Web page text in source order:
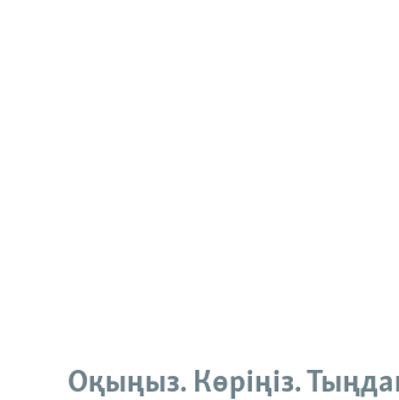
Оқыңыз. Көріңіз.